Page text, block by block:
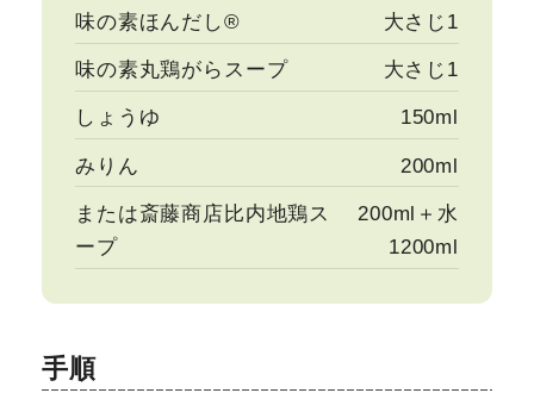
味の素ほんだし® 大さじ1
味の素丸鶏がらスープ 大さじ1
しょうゆ 150ml
みりん 200ml
または斎藤商店比内地鶏ス
ープ
200ml＋水
1200ml
手順